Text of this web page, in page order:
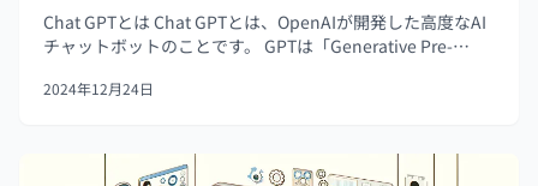
Chat GPTとは Chat GPTとは、OpenAIが開発した高度なAI
チャットボットのことです。 GPTは「Generative Pre-
習して自然な言葉を生成す...
2024年12月24日